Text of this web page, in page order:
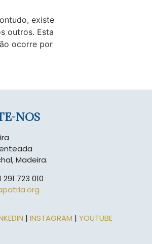
existe
outros. Esta
ocorre por
NOS
Madeira.
291 723 010
| INSTAGRAM | YOUTUBE